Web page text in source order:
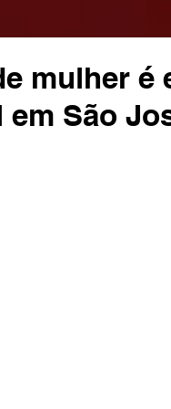
mulher é
em São